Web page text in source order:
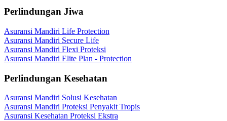
Perlindungan Jiwa
Asuransi Mandiri Life Protection
Asuransi Mandiri Secure Life
Asuransi Mandiri Flexi Proteksi
Asuransi Mandiri Elite Plan - Protection
Perlindungan Kesehatan
Asuransi Mandiri Solusi Kesehatan
Asuransi Mandiri Proteksi Penyakit Tropis
Asuransi Kesehatan Proteksi Ekstra